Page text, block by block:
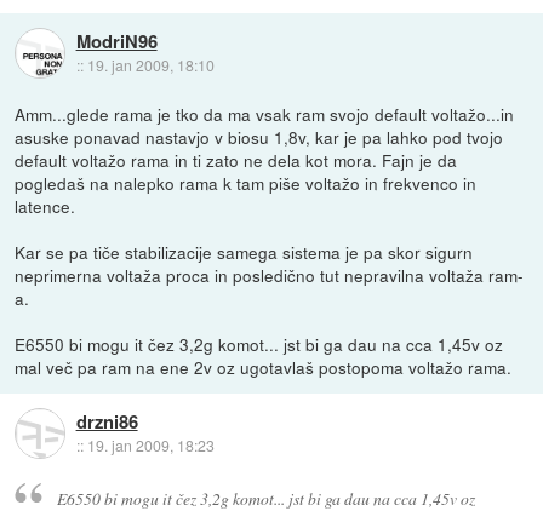
ModriN96
:: 19. jan 2009, 18:10
Amm...glede rama je tko da ma vsak ram svojo default voltažo...in
asuske ponavad nastavjo v biosu 1,8v, kar je pa lahko pod tvojo
default voltažo rama in ti zato ne dela kot mora. Fajn je da
pogledaš na nalepko rama k tam piše voltažo in frekvenco in
latence.
Kar se pa tiče stabilizacije samega sistema je pa skor sigurn
neprimerna voltaža proca in posledično tut nepravilna voltaža ram-
a.
E6550 bi mogu it čez 3,2g komot... jst bi ga dau na cca 1,45v oz
mal več pa ram na ene 2v oz ugotavlaš postopoma voltažo rama.
drzni86
:: 19. jan 2009, 18:23
E6550 bi mogu it čez 3,2g komot... jst bi ga dau na cca 1,45v oz